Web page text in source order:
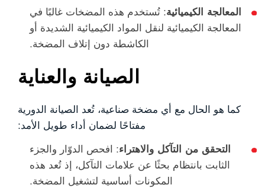
المعالجة الكيميائية: تُستخدم هذه المضخات غالبًا في
المعالجة الكيميائية لنقل المواد الكيميائية الشديدة أو
الكاشطة دون إتلاف المضخة.
الصيانة والعناية
كما هو الحال مع أي مضخة صناعية، تُعد الصيانة الدورية
مفتاحًا لضمان أداء طويل الأمد:
التحقق من التآكل والاهتراء: افحص الدوّار والجزء
الثابت بانتظام بحثًا عن علامات التآكل، إذ تُعد هذه
المكونات أساسية لتشغيل المضخة.